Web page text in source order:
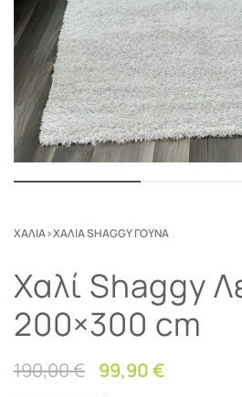
ΧΑΛΙΆ›ΧΑΛΙΆ SHAGGY ΓΟΎΝΑ
Χαλί Shaggy
200×300 cm
190,00€ 99,90€